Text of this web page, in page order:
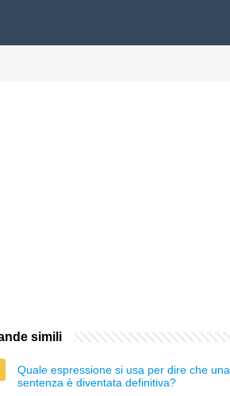
simili
Quale espressione si usa per dire che una
sentenza è diventata definitiva?